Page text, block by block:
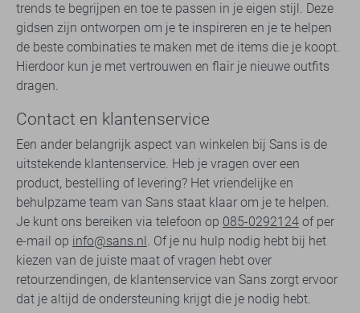
trends te begrijpen en toe te passen in je eigen stijl. Deze
gidsen zijn ontworpen om je te inspireren en je te helpen
de beste combinaties te maken met de items die je koopt.
Hierdoor kun je met vertrouwen en flair je nieuwe outfits
dragen.
Contact en klantenservice
Een ander belangrijk aspect van winkelen bij Sans is de
uitstekende klantenservice. Heb je vragen over een
product, bestelling of levering? Het vriendelijke en
behulpzame team van Sans staat klaar om je te helpen.
Je kunt ons bereiken via telefoon op 085-0292124 of per
e-mail op info@sans.nl. Of je nu hulp nodig hebt bij het
kiezen van de juiste maat of vragen hebt over
retourzendingen, de klantenservice van Sans zorgt ervoor
dat je altijd de ondersteuning krijgt die je nodig hebt.